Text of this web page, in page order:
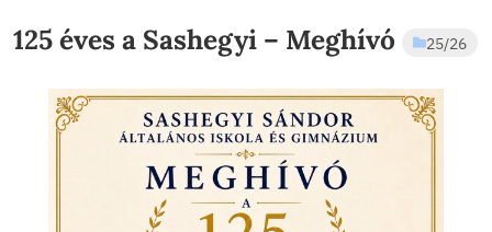
A pomázi Öregiskola évkönyve 1901-2001
2026. máj 5., kedd